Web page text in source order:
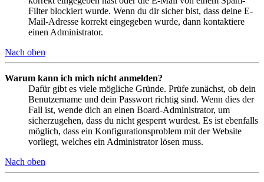
Filter blockiert wurde. Wenn du dir sicher bist, dass deine E-
Mail-Adresse korrekt eingegeben wurde, dann kontaktiere
einen Administrator.
Nach oben
Warum kann ich mich nicht anmelden?
Dafür gibt es viele mögliche Gründe. Prüfe zunächst, ob dein
Benutzername und dein Passwort richtig sind. Wenn dies der
Fall ist, wende dich an einen Board-Administrator, um
sicherzugehen, dass du nicht gesperrt wurdest. Es ist ebenfalls
möglich, dass ein Konfigurationsproblem mit der Website
vorliegt, welches ein Administrator lösen muss.
Nach oben